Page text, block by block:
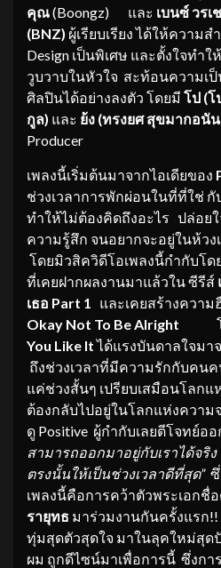
คุณ(Boongz) และ เบนซ์ วรเ
(BNZ) ผู้เรียบเรียง ได้ให้ความ
Design เป็นพิเศษ และตั้งใจทำ
วูบวาบในหัวใจ สะท้อนความเ
ศิลปินได้อย่างลงตัว โดยมี โป (โ
กูล) และ ย้ง (ทรงยศ สุขมากอนั
Producer
เพลงนี้เริ่มต้นมาจากไอเดียของ
ช่วงเวลาการพักผ่อนในที่ที่ใช่ กั
ทำให้ไม่ต้องคิดถึงอะไร ปล่อย
ความรู้สึก จนอยากจะอยู่ในห้
โดยมิวสิควิดีโอเพลงนี้กำกับโด
ที่เคยฝากผลงานมาแล้วใน ซีรีส์
เธอ Part 1 และเคยสร้างควา
Okay Not To Be Alright
You Like It ได้แรงบันดาลใจมา
ถึงช่วงเวลาที่มีความรักกับคน
แค่ช่วงสั้นๆ เปรียบเสมือนโลก
ต้องกลับไปอยู่ในโลกแห่งความ
ดู Positive ผู้กำกับเลยตีโจทย์ออ
สามารถออกมาอยู่กับเราได้จริง
ตรงนั้นให้เป็นช่วงเวลาดีที่สุด”
เพลงนี้คือการคว้าตัวพระเอกชื่อ
รายุทธ มาร่วมงานกันครั้งแรก
ทุ่มสุดตัวสุดใจ มาในลุคใหม่สุด
ผม ถูกดีไซน์มาเพื่อการนี้ ซึ่งกา